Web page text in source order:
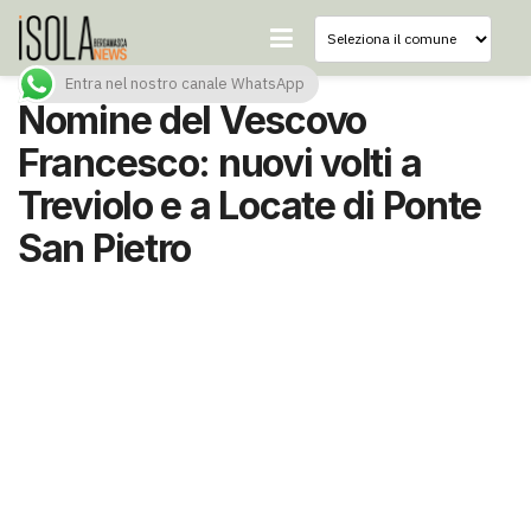
Nomine del Vescovo
Francesco: nuovi volti a
Treviolo e a Locate di Ponte
San Pietro
Entra nel nostro canale WhatsApp